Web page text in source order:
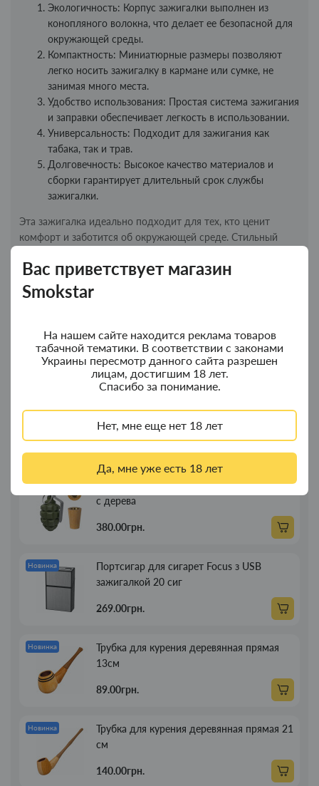
Вас приветствует магазин
Smokstar
На нашем сайте находится реклама товаров
табачной тематики. В соответствии с законами
Украины пересмотр данного сайта разрешен
лицам, достигшим 18 лет.
Спасибо за понимание.
Нет, мне еще нет 18 лет
Да, мне уже есть 18 лет
Экологичность: Корпус зажигалки выполнен из
конопляного волокна, что делает ее безопасной для
окружающей среды.
Компактность: Миниатюрные размеры позволяют
легко носить зажигалку в кармане или сумке, не
занимая много места.
Удобство использования: Простая система зажигания
и заправки обеспечивает легкость в использовании.
Универсальность: Подходит для зажигания как
табака, так и трав.
Долговечность: Высокое качество материалов и
сборки гарантирует длительный срок службы
зажигалки.
Эта зажигалка идеально подходит для тех, кто ценит
комфорт и заботится об окружающей среде. Стильный
ее отличным подарком для друзей и близких. Зажигалка
Clipper Tube Mini Love — это практичный и красивый
аксессуар, который подчеркнет ваш стиль и экологическую
Новинки Топ продаж
композит
Новинка
Колпак для водного "Граната Ф1" - колпак
с дерева
380.00грн.
Новинка
Портсигар для сигарет Focus з USB
зажигалкой 20 сиг
269.00грн.
Новинка
Трубка для курения деревянная прямая
13см
89.00грн.
Новинка
Трубка для курения деревянная прямая 21
см
140.00грн.